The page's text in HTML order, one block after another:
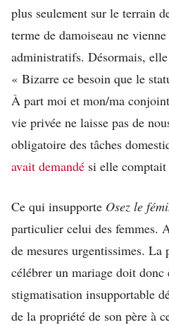
plus seulement sur le terrain
terme de damoiseau ne
administratifs. Désormais,
« Bizarre ce besoin que le
À part moi et mon/ma
vie privée ne laisse pas de
obligatoire des tâches
avait demandé si elle
Ce qui insupporte Osez le
particulier celui des femmes.
de mesures urgentissimes.
célébrer un mariage doit donc
stigmatisation insupportable
de la propriété de son père à